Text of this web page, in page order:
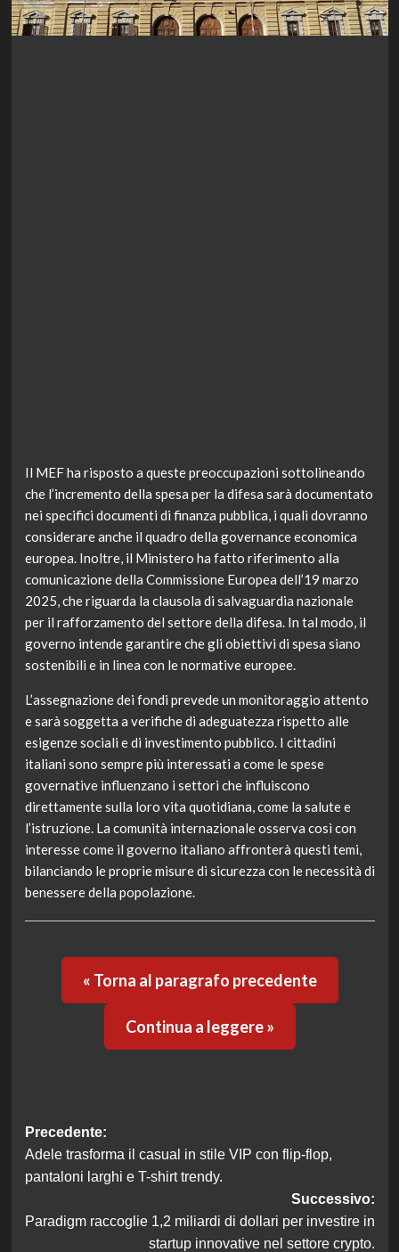
Il MEF ha risposto a queste preoccupazioni sottolineando
che l’incremento della spesa per la difesa sarà documentato
nei specifici documenti di finanza pubblica, i quali dovranno
considerare anche il quadro della governance economica
europea. Inoltre, il Ministero ha fatto riferimento alla
comunicazione della Commissione Europea dell’19 marzo
2025, che riguarda la clausola di salvaguardia nazionale
per il rafforzamento del settore della difesa. In tal modo, il
governo intende garantire che gli obiettivi di spesa siano
sostenibili e in linea con le normative europee.
L’assegnazione dei fondi prevede un monitoraggio attento
e sarà soggetta a verifiche di adeguatezza rispetto alle
esigenze sociali e di investimento pubblico. I cittadini
italiani sono sempre più interessati a come le spese
governative influenzano i settori che influiscono
direttamente sulla loro vita quotidiana, come la salute e
l’istruzione. La comunità internazionale osserva così con
interesse come il governo italiano affronterà questi temi,
bilanciando le proprie misure di sicurezza con le necessità di
benessere della popolazione.
« Torna al paragrafo precedente
Continua a leggere »
Navigazione
articolo
Precedente:
Adele trasforma il casual in stile VIP con flip-flop,
pantaloni larghi e T-shirt trendy.
Successivo:
Paradigm raccoglie 1,2 miliardi di dollari per investire in
startup innovative nel settore crypto.